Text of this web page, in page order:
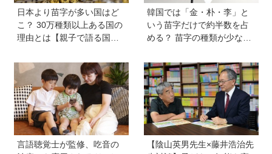
日本より苗字が多い国はど
こ？ 30万種類以上ある国の
理由とは【親子で語る国際
韓国では「金・朴・李」と
いう苗字だけで約半数を占
める？ 苗字の種類が少ない
際問題】
言語聴覚士が監修、吃音の
【陰山英男先生×藤井浩治先